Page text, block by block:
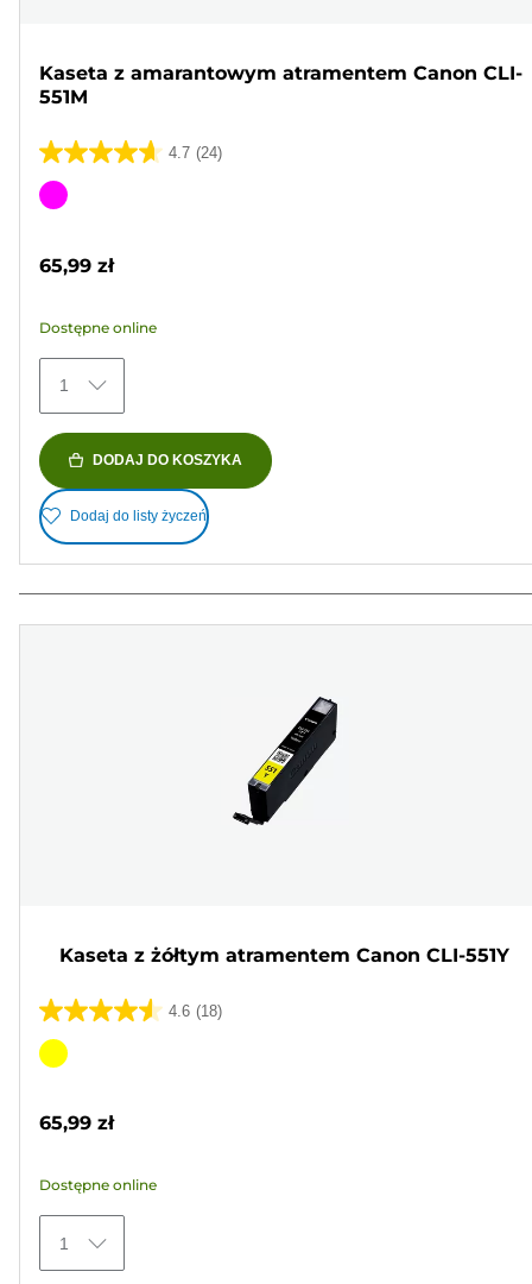
Kaseta z amarantowym atramentem Canon CLI-
551M
4.7 (24)
4.7
na
24
Wkład
65,99 zł
Dostępne online
1
DODAJ DO KOSZYKA
Dodaj do listy życzeń
Kaseta z żółtym atramentem Canon CLI-551Y
4.6 (18)
4.6
na
18
Wkład
65,99 zł
Dostępne online
1